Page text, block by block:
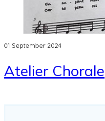
01 September 2024
Atelier Chorale